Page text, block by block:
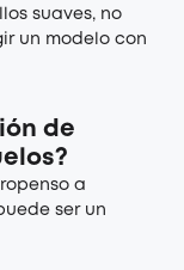
suaves, no
un modelo con
de
a
ser un